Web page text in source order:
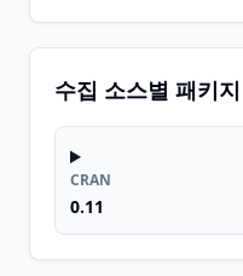
수집 소스별 패키
CRAN
0.11